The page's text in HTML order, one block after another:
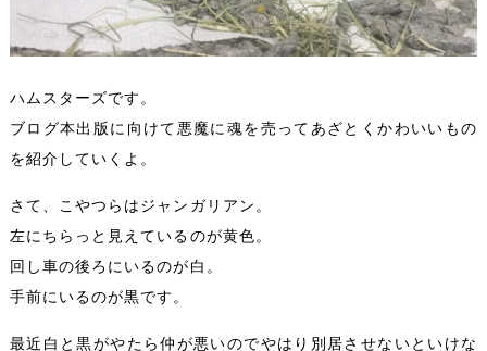
ハムスターズです。
ブログ本出版に向けて悪魔に魂を売ってあざとくかわいいもの
を紹介していくよ。
さて、こやつらはジャンガリアン。
左にちらっと見えているのが黄色。
回し車の後ろにいるのが白。
手前にいるのが黒です。
最近白と黒がやたら仲が悪いのでやはり別居させないといけな